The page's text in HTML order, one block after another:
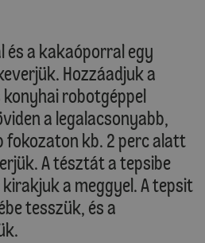
a kakaóporral egy
Hozzáadjuk a
robotgéppel
a legalacsonyabb,
fokozaton kb. 2 perc alatt
A tésztát a tepsibe
a meggyel. A tepsit
tesszük, és a